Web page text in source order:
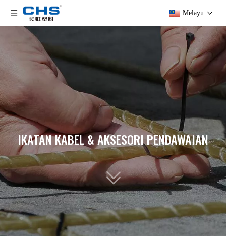
Melayu
IKATAN KABEL & AKSESORI PENDAWAIAN